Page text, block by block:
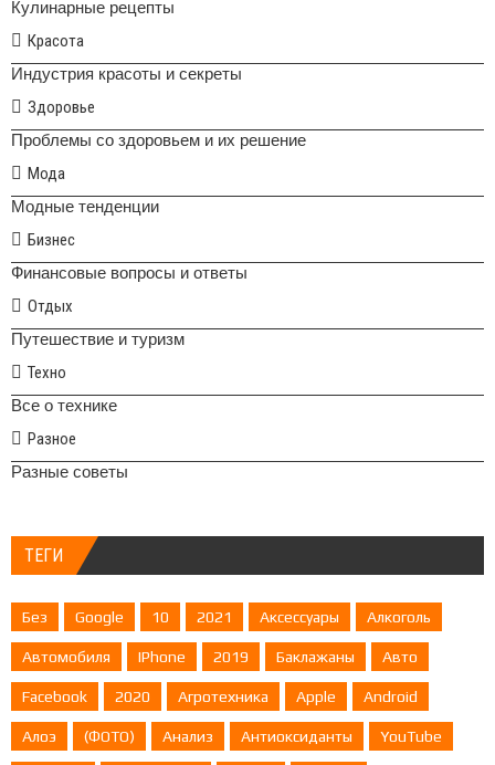
Кулинарные рецепты
Красота
Индустрия красоты и секреты
Здоровье
Проблемы со здоровьем и их решение
Мода
Модные тенденции
Бизнес
Финансовые вопросы и ответы
Отдых
Путешествие и туризм
Техно
Все о технике
Разное
Разные советы
ТЕГИ
Без Google 10 2021 Аксессуары Алкоголь
Автомобиля IPhone 2019 Баклажаны Авто
Facebook 2020 Агротехника Apple Android
Алоэ (ФОТО) Анализ Антиоксиданты YouTube